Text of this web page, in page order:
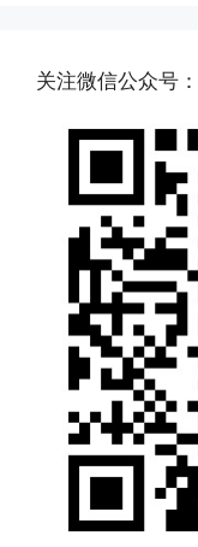
关注微信公众号：